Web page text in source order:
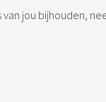
jou bijhouden,